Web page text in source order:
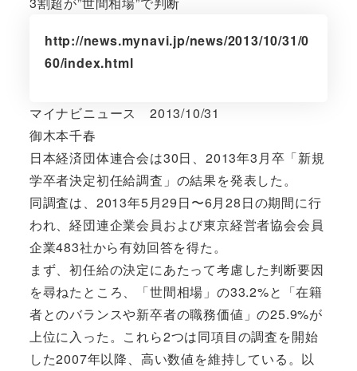
http://news.mynavi.jp/news/2013/10/31/0
60/index.html
マイナビニュース 2013/10/31
御木本千春
日本経済団体連合会は30日、2013年3月卒「新規
学卒者決定初任給調査」の結果を発表した。
同調査は、2013年5月29日〜6月28日の期間に行
われ、経団連企業会員および東京経営者協会会員
企業483社から有効回答を得た。
まず、初任給の決定にあたって考慮した判断要因
を尋ねたところ、「世間相場」の33.2%と「在籍
者とのバランスや新卒者の職務価値」の25.9%が
上位に入った。これら2つは同項目の調査を開始
した2007年以降、高い数値を維持している。以